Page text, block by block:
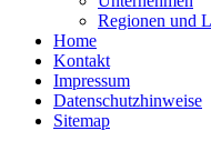
Regionen und
Home
Kontakt
Impressum
Datenschutzhinweise
Sitemap